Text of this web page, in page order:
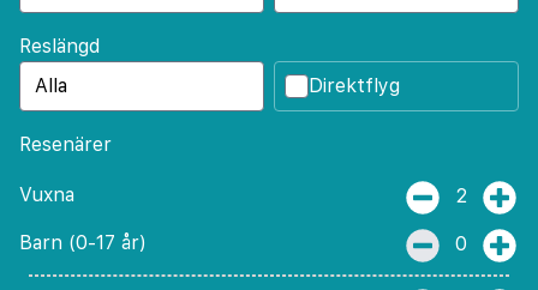
Reslängd
Direktflyg
Resenärer
Vuxna 2
Barn (0-17 år) 0